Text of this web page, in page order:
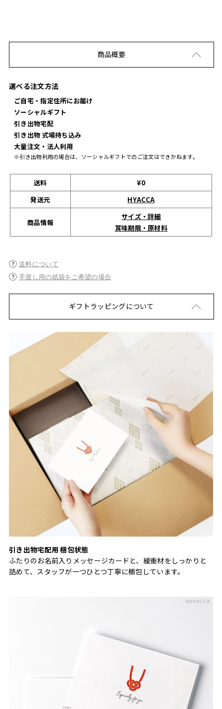
商品概要
選べる注文方法
ご自宅・指定住所にお届け
ソーシャルギフト
引き出物宅配
引き出物 式場持ち込み
大量注文・法人利用
※引き出物利用の場合は、ソーシャルギフトでのご注文はできかねます。
送料
¥0
発送元
HYACCA
商品情報
サイズ・詳細
賞味期限・原材料
送料について
手渡し用の紙袋をご希望の場合
ギフトラッピングについて
引き出物宅配用 梱包状態
ふたりのお名前入りメッセージカードと、緩衝材をしっかりと
詰めて、スタッフが一つひとつ丁寧に梱包しています。